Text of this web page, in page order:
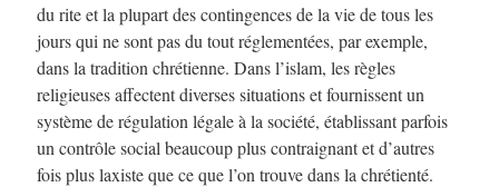
du rite et la plupart des contingences de la vie de tous les
jours qui ne sont pas du tout réglementées, par exemple,
dans la tradition chrétienne. Dans l’islam, les règles
religieuses affectent diverses situations et fournissent un
système de régulation légale à la société, établissant parfois
un contrôle social beaucoup plus contraignant et d’autres
fois plus laxiste que ce que l’on trouve dans la chrétienté.